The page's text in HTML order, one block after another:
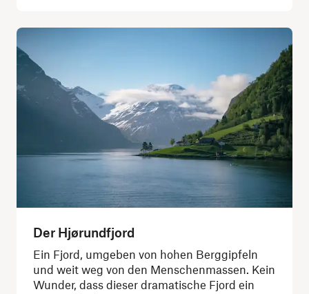
Der Hjørundfjord
Ein Fjord, umgeben von hohen Berggipfeln
und weit weg von den Menschenmassen. Kein
Wunder, dass dieser dramatische Fjord ein